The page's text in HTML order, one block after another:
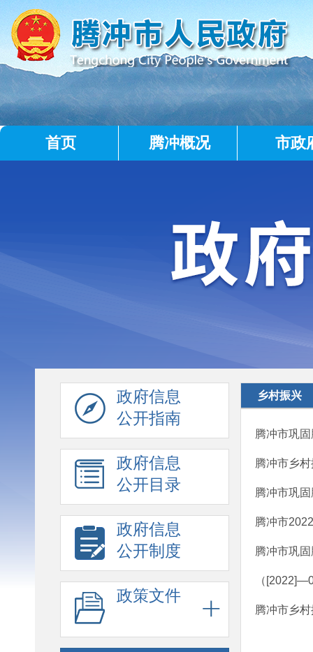
首页 腾冲概况 市政
政府信息
公开指南
政府信息
公开目录
政府信息
公开制度
政策文件
乡村振兴
腾冲市巩
腾冲市乡
腾冲市巩
腾冲市
腾冲市巩
（
腾冲市乡